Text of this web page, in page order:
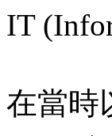
IT
在當時